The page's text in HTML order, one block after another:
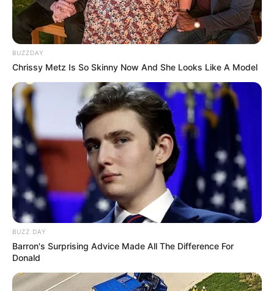
BUZZDAY
Chrissy Metz Is So Skinny Now And She Looks Like A Model
BUZZ DAY
Barron's Surprising Advice Made All The Difference For
Donald